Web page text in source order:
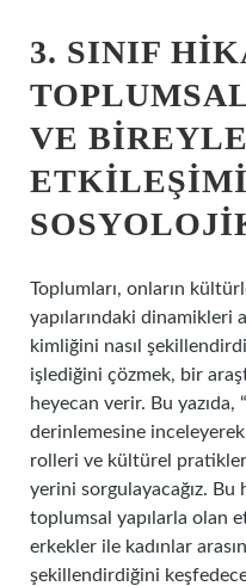
3. SINIF
VE
Toplumları, onların
yapılarındaki dinamikleri
kimliğini nasıl
işlediğini çözmek, bir
heyecan verir. Bu yazıda,
derinlemesine
rolleri ve kültürel
yerini sorgulayacağız. Bu
toplumsal yapılarla olan
erkekler ile kadınlar
şekillendirdiğini